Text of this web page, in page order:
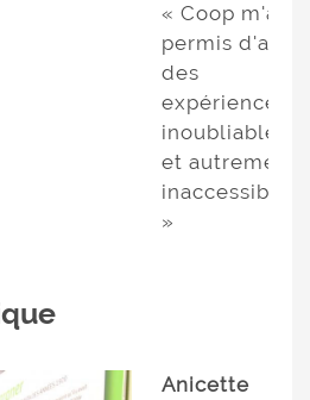
« Coop m'a
permis d'avoir
des
expériences
inoubliables
et autrement
inaccessibles.
»
Anicette